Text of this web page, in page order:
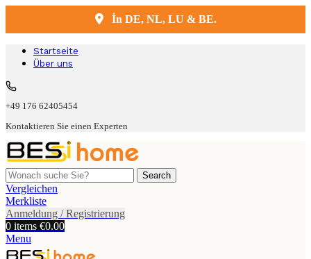
Kostenlose Lieferung und Montage
İn DE, NL, LU & BE.
Startseite
Über uns
+49 176 62405454
Kontaktieren Sie einen Experten
Search
Vergleichen
Merkliste
Anmeldung / Registrierung
0 items €0.00
Menu